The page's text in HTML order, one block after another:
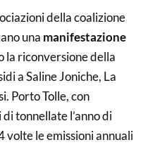
della coalizione
una manifestazione
la riconversione della
a Saline Joniche, La
Porto Tolle, con
tonnellate l’anno di
volte le emissioni annuali